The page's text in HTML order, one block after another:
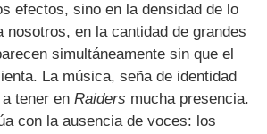
efectos, sino en la densidad de lo
nosotros, en la cantidad de grandes
simultáneamente sin que el
La música, seña de identidad
a tener enRaiders mucha presencia.
con la ausencia de voces: los